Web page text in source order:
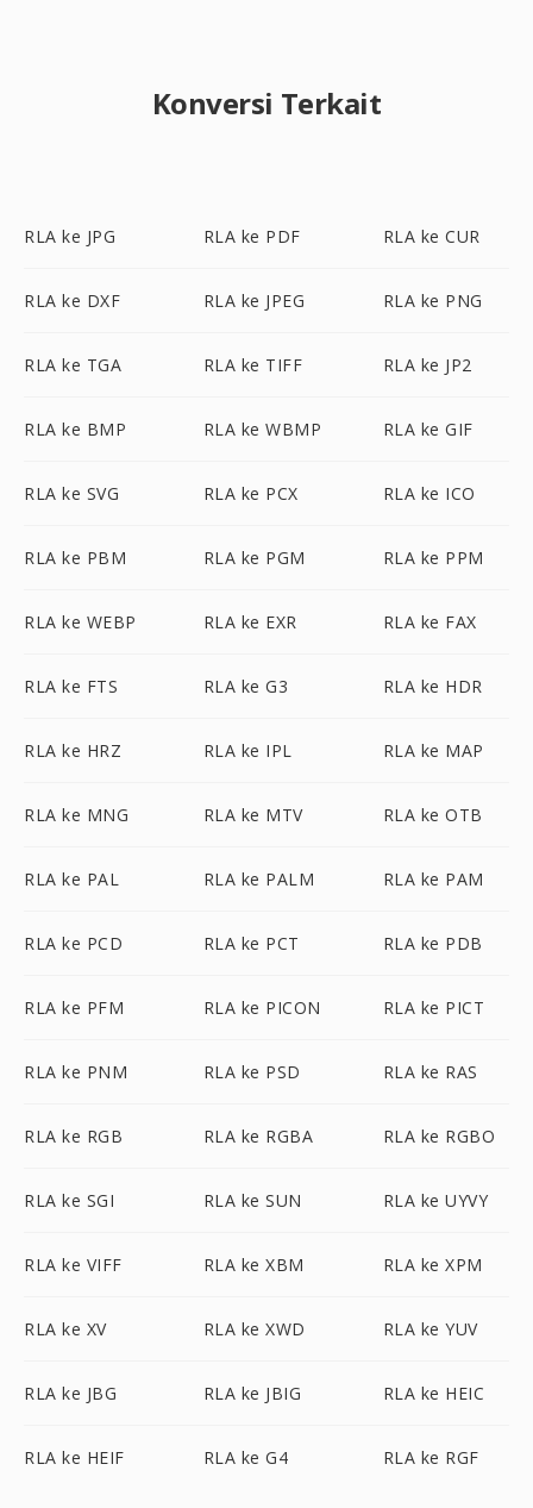
Konversi Terkait
RLA ke JPG RLA ke PDF RLA ke CUR
RLA ke DXF RLA ke JPEG RLA ke PNG
RLA ke TGA RLA ke TIFF RLA ke JP2
RLA ke BMP RLA ke WBMP RLA ke GIF
RLA ke SVG RLA ke PCX RLA ke ICO
RLA ke PBM RLA ke PGM RLA ke PPM
RLA ke WEBP RLA ke EXR RLA ke FAX
RLA ke FTS RLA ke G3 RLA ke HDR
RLA ke HRZ RLA ke IPL RLA ke MAP
RLA ke MNG RLA ke MTV RLA ke OTB
RLA ke PAL RLA ke PALM RLA ke PAM
RLA ke PCD RLA ke PCT RLA ke PDB
RLA ke PFM RLA ke PICON RLA ke PICT
RLA ke PNM RLA ke PSD RLA ke RAS
RLA ke RGB RLA ke RGBA RLA ke RGBO
RLA ke SGI RLA ke SUN RLA ke UYVY
RLA ke VIFF RLA ke XBM RLA ke XPM
RLA ke XV RLA ke XWD RLA ke YUV
RLA ke JBG RLA ke JBIG RLA ke HEIC
RLA ke HEIF RLA ke G4 RLA ke RGF